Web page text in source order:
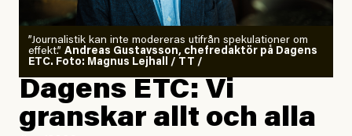
”Journalistik kan inte modereras utifrån spekulationer om
effekt.” Andreas Gustavsson, chefredaktör på Dagens
ETC. Foto: Magnus Lejhall / TT /
Dagens ETC: Vi
granskar allt och alla